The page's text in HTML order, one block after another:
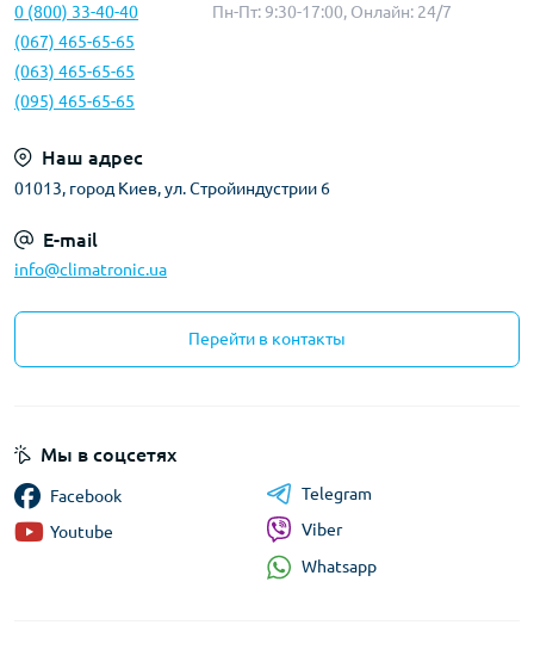
0 (800) 33-40-40
(067) 465-65-65
(063) 465-65-65
(095) 465-65-65
Пн-Пт: 9:30-17:00, Онлайн: 24/7
Наш адрес
01013, город Киев, ул. Стройиндустрии 6
E-mail
info@climatronic.ua
Перейти в контакты
Мы в соцсетях
Facebook
Youtube
Telegram
Viber
Whatsapp